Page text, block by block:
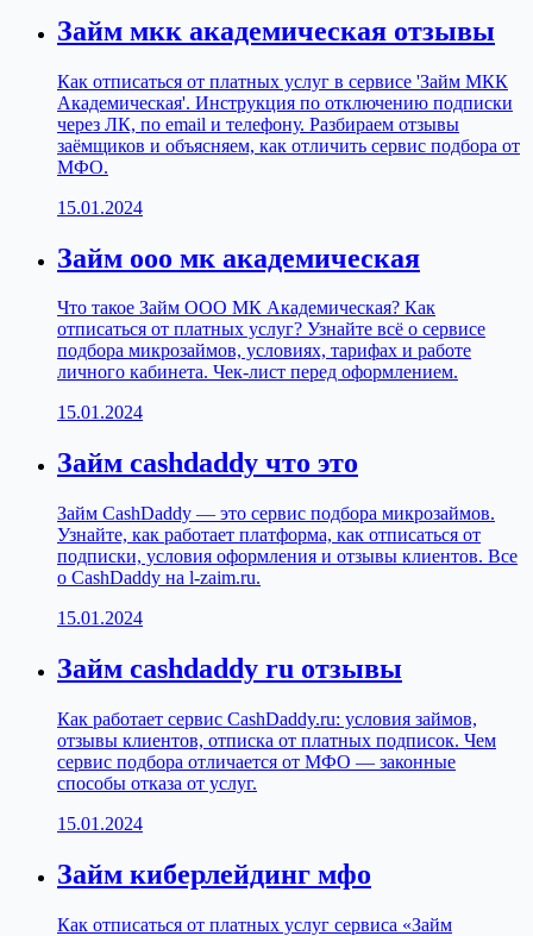
Займ мкк академическая отзывы
Как отписаться от платных услуг в сервисе 'Займ МКК
Академическая'. Инструкция по отключению подписки
через ЛК, по email и телефону. Разбираем отзывы
заёмщиков и объясняем, как отличить сервис подбора от
МФО.
15.01.2024
Займ ооо мк академическая
Что такое Займ ООО МК Академическая? Как
отписаться от платных услуг? Узнайте всё о сервисе
подбора микрозаймов, условиях, тарифах и работе
личного кабинета. Чек-лист перед оформлением.
15.01.2024
Займ cashdaddy что это
Займ CashDaddy — это сервис подбора микрозаймов.
Узнайте, как работает платформа, как отписаться от
подписки, условия оформления и отзывы клиентов. Все
о CashDaddy на l-zaim.ru.
15.01.2024
Займ cashdaddy ru отзывы
Как работает сервис CashDaddy.ru: условия займов,
отзывы клиентов, отписка от платных подписок. Чем
сервис подбора отличается от МФО — законные
способы отказа от услуг.
15.01.2024
Займ киберлейдинг мфо
Как отписаться от платных услуг сервиса «Займ